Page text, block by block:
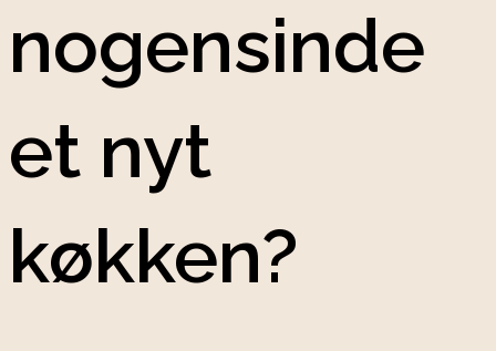
nogensinde
et nyt
køkken?